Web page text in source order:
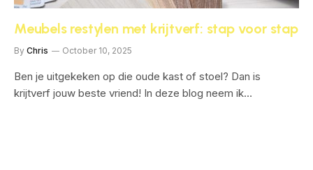
Meubels restylen met krijtverf: stap voor stap
By Chris October 10, 2025
Ben je uitgekeken op die oude kast of stoel? Dan is
krijtverf jouw beste vriend! In deze blog neem ik…